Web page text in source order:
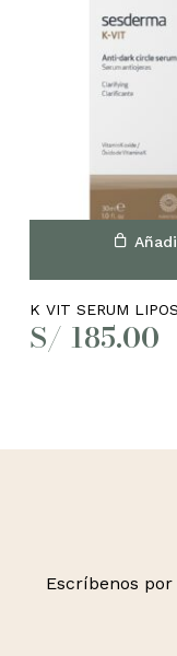
No
K VIT SERUM
S/ 185.00
Escríbenos